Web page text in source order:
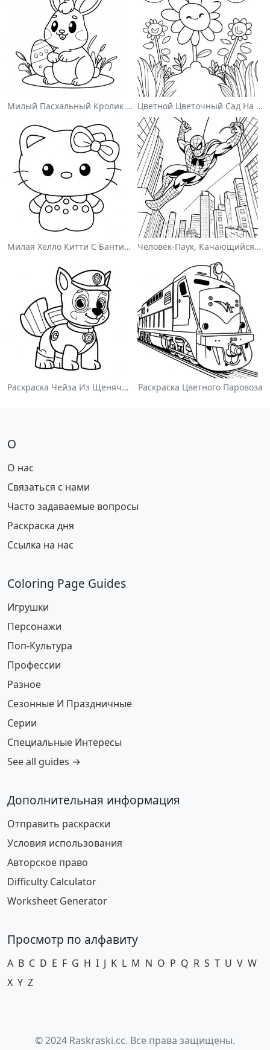
Милый Пасхальный Кролик На Раскраске Цветной Цветочный Сад На Раскраске
Милая Хелло Китти С Бантиком - Раскраска Человек-Паук, Качающийся По Городу - Раскраска
Раскраска Чейза Из Щенячьего Патруля Раскраска Цветного Паровоза
О
О нас
Связаться с нами
Часто задаваемые вопросы
Раскраска дня
Ссылка на нас
Coloring Page Guides
Игрушки
Персонажи
Поп-Культура
Профессии
Разное
Сезонные И Праздничные
Серии
Специальные Интересы
See all guides →
Дополнительная информация
Отправить раскраски
Условия использования
Авторское право
Difficulty Calculator
Worksheet Generator
Просмотр по алфавиту
A B C D E F G H I J K L M N O P Q R S T U V W
X Y Z
© 2024 Raskraski.cc. Все права защищены.